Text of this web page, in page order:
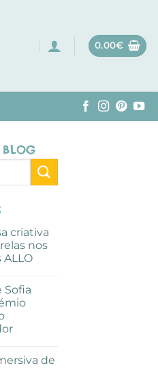
0.00€
BLOG
criativa
nos
Sofia
de